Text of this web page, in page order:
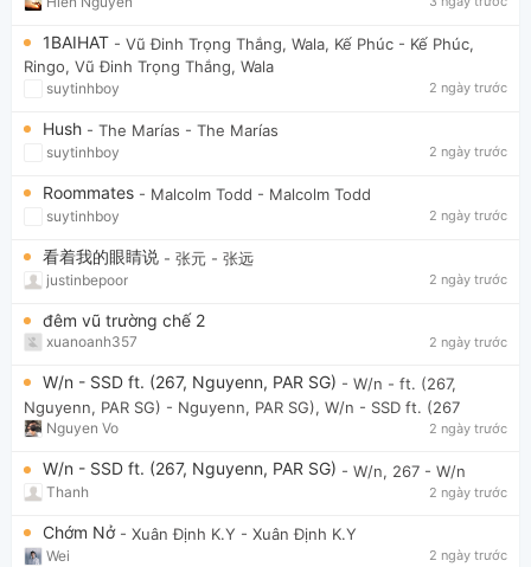
1BAIHAT - Vũ Đinh Trọng Thắng, Wala, Kế Phúc - Kế Phúc,
Ringo, Vũ Đinh Trọng Thắng, Wala
suytinhboy 2 ngày trước
Hush - The Marías - The Marías
suytinhboy 2 ngày trước
Roommates - Malcolm Todd - Malcolm Todd
suytinhboy 2 ngày trước
看着我的眼睛说 - 张元 - 张远
justinbepoor 2 ngày trước
đêm vũ trường chế 2
xuanoanh357 2 ngày trước
W/n - SSD ft. (267, Nguyenn, PAR SG) - W/n - ft. (267,
Nguyenn, PAR SG) - Nguyenn, PAR SG), W/n - SSD ft. (267
Nguyen Vo 2 ngày trước
W/n - SSD ft. (267, Nguyenn, PAR SG) - W/n, 267 - W/n
Thanh 2 ngày trước
Chớm Nở - Xuân Định K.Y - Xuân Định K.Y
Wei 2 ngày trước